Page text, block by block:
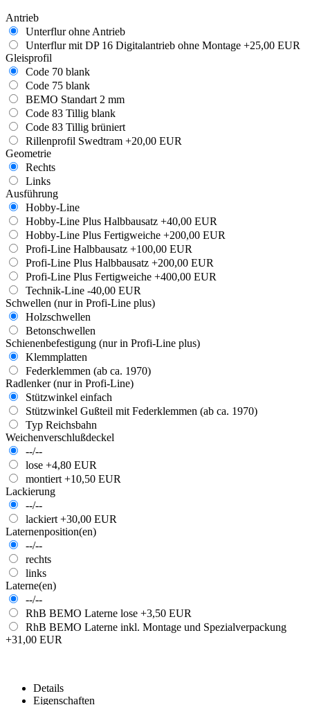
Antrieb
Unterflur ohne Antrieb
Unterflur mit DP 16 Digitalantrieb ohne Montage +25,00 EUR
Gleisprofil
Code 70 blank
Code 75 blank
BEMO Standart 2 mm
Code 83 Tillig blank
Code 83 Tillig brüniert
Rillenprofil Swedtram +20,00 EUR
Geometrie
Rechts
Links
Ausführung
Hobby-Line
Hobby-Line Plus Halbbausatz +40,00 EUR
Hobby-Line Plus Fertigweiche +200,00 EUR
Profi-Line Halbbausatz +100,00 EUR
Profi-Line Plus Halbbausatz +200,00 EUR
Profi-Line Plus Fertigweiche +400,00 EUR
Technik-Line -40,00 EUR
Schwellen (nur in Profi-Line plus)
Holzschwellen
Betonschwellen
Schienenbefestigung (nur in Profi-Line plus)
Klemmplatten
Federklemmen (ab ca. 1970)
Radlenker (nur in Profi-Line)
Stützwinkel einfach
Stützwinkel Gußteil mit Federklemmen (ab ca. 1970)
Typ Reichsbahn
Weichenverschlußdeckel
--/--
lose +4,80 EUR
montiert +10,50 EUR
Lackierung
--/--
lackiert +30,00 EUR
Laternenposition(en)
--/--
rechts
links
Laterne(en)
--/--
RhB BEMO Laterne lose +3,50 EUR
RhB BEMO Laterne inkl. Montage und Spezialverpackung
+31,00 EUR
Details
Eigenschaften